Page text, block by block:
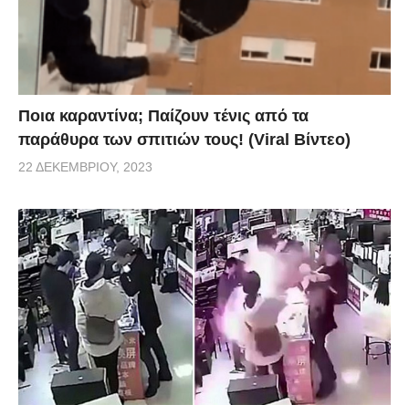
Ποια καραντίνα; Παίζουν τένις από τα
παράθυρα των σπιτιών τους! (Viral Βίντεο)
22 ΔΕΚΕΜΒΡΊΟΥ, 2023